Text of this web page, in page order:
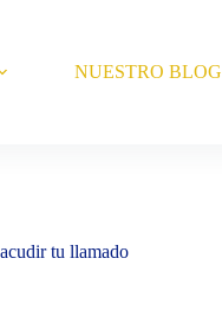
NUESTRO BLOG
tu llamado